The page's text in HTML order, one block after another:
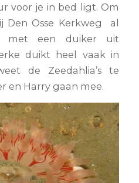
voor je in bed ligt. Om
Den Osse Kerkweg al
met een duiker uit
duikt heel vaak in
de Zeedahlia’s te
en Harry gaan mee.